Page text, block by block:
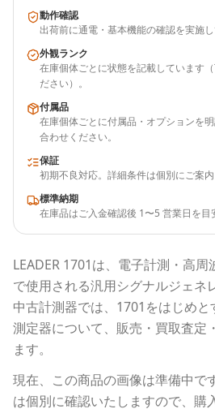
動作確認
出荷前に通電・基本機能の確認を実施し
外観ランク
在庫個体ごとに状態を記載しています
ださい）。
付属品
在庫個体ごとに付属品・オプションを
合わせください。
保証
初期不良対応。詳細条件は個別にご案内
標準納期
在庫品はご入金確認後 1〜5 営業日を目
LEADER 1701は、電子計測・高周
で使用される汎用シグナルジェネ
中古計測器では、 1701 をはじめと
測定器について、販売・買取査定
ます。
現在、この商品の画像は準備中で
は個別に確認いたしますので、購